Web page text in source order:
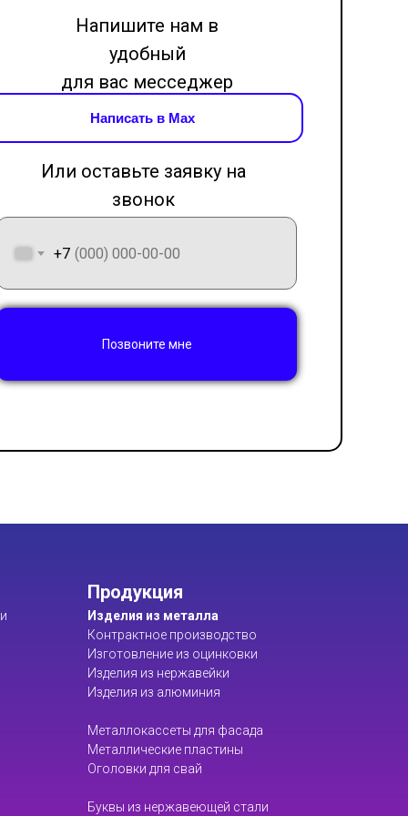
LET'S GO!
+7
Позвоните мне
Напишите нам в
удобный
для вас месседжер
Написать в Max
Или оставьте заявку на
звонок
Продукция
Изделия из металла
Контрактное производство
Изготовление из оцинковки
Изделия из нержавейки
Изделия из алюминия
Металлокассеты для фасада
Металлические пластины
Оголовки для свай
Буквы из нержавеющей стали